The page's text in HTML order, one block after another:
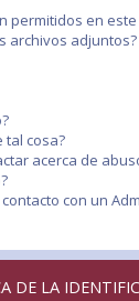
permitidos en
archivos adjuntos?
tal cosa?
acerca de
con un
DE LA